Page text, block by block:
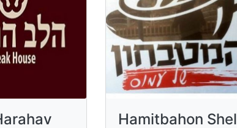
Hamitbahon Shel